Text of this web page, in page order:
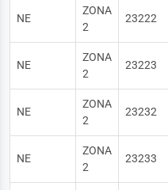
NE
ZONA
2
23222
NE
ZONA
2
23223
NE
ZONA
2
23232
NE
ZONA
2
23233